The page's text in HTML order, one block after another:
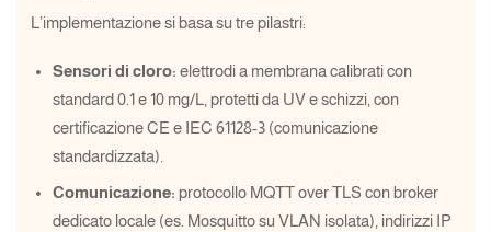
L’implementazione si basa su tre pilastri:
Sensori di cloro: elettrodi a membrana calibrati con
standard 0.1 e 10 mg/L, protetti da UV e schizzi, con
certificazione CE e IEC 61128-3 (comunicazione
standardizzata).
Comunicazione: protocollo MQTT over TLS con broker
dedicato locale (es. Mosquitto su VLAN isolata), indirizzi IP